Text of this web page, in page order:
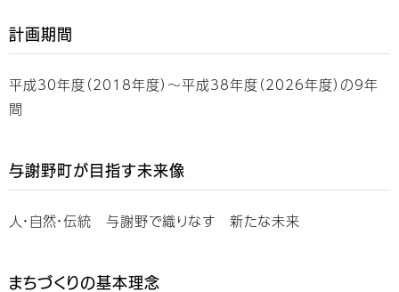
計画期間
平成30年度（2018年度）～平成38年度（2026年度）の9年
間
与謝野町が目指す未来像
人・自然・伝統 与謝野で織りなす 新たな未来
まちづくりの基本理念